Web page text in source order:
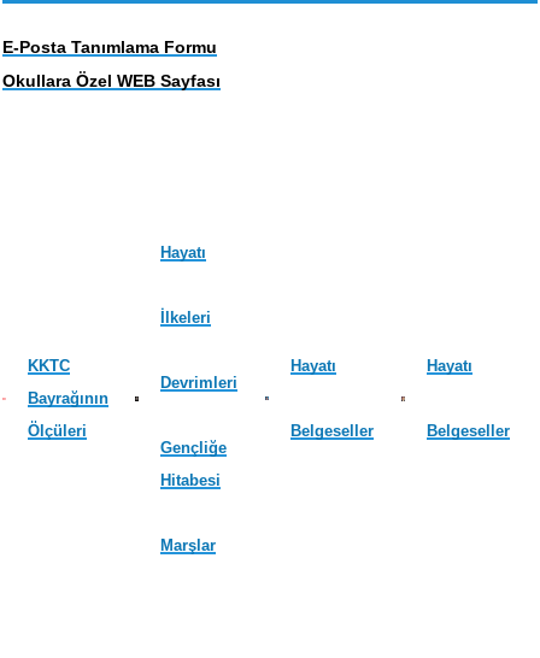
E-Posta Tanımlama Formu
Okullara Özel WEB Sayfası
KKTC
Bayrağının
Ölçüleri
Hayatı
İlkeleri
Devrimleri
Gençliğe
Hitabesi
Marşlar
Hayatı
Belgeseller
Hayatı
Belgeseller